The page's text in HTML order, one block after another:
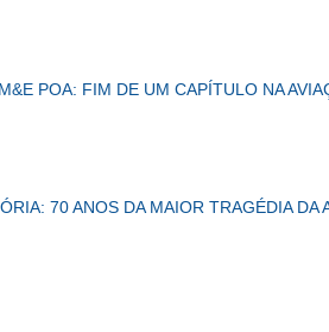
POA: FIM DE UM CAPÍTULO NA
70 ANOS DA MAIOR TRAGÉDIA DA